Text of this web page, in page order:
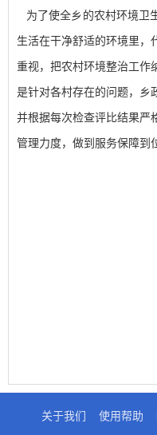
为了使全乡的农村环境卫
生活在干净舒适的环境里，
重视，把农村环境整治工作
是针对各村存在的问题，乡
并根据每次检查评比结果严
管理力度，做到服务保障到
关于我们 使用帮助